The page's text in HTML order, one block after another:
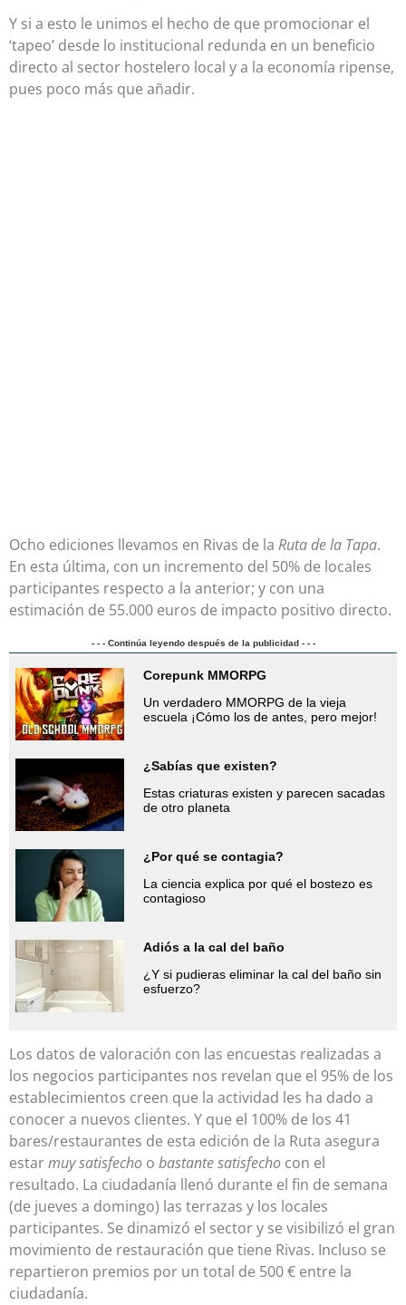
Y si a esto le unimos el hecho de que promocionar el
‘tapeo’ desde lo institucional redunda en un beneficio
directo al sector hostelero local y a la economía ripense,
pues poco más que añadir.
Ocho ediciones llevamos en Rivas de la Ruta de la Tapa.
En esta última, con un incremento del 50% de locales
participantes respecto a la anterior; y con una
estimación de 55.000 euros de impacto positivo directo.
- - - Continúa leyendo después de la publicidad - - -
Corepunk MMORPG
Un verdadero MMORPG de la vieja
escuela ¡Cómo los de antes, pero mejor!
¿Sabías que existen?
Estas criaturas existen y parecen sacadas
de otro planeta
¿Por qué se contagia?
La ciencia explica por qué el bostezo es
contagioso
Adiós a la cal del baño
¿Y si pudieras eliminar la cal del baño sin
esfuerzo?
Los datos de valoración con las encuestas realizadas a
los negocios participantes nos revelan que el 95% de los
establecimientos creen que la actividad les ha dado a
conocer a nuevos clientes. Y que el 100% de los 41
bares/restaurantes de esta edición de la Ruta asegura
estarmuy satisfecho o bastante satisfecho con el
resultado. La ciudadanía llenó durante el fin de semana
(de jueves a domingo) las terrazas y los locales
participantes. Se dinamizó el sector y se visibilizó el gran
movimiento de restauración que tiene Rivas. Incluso se
repartieron premios por un total de 500 € entre la
ciudadanía.